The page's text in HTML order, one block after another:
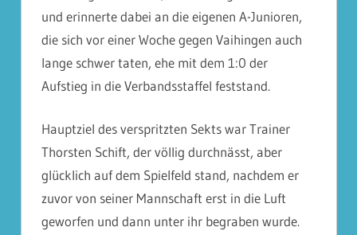
und erinnerte dabei an die eigenen A-Junioren,
die sich vor einer Woche gegen Vaihingen auch
lange schwer taten, ehe mit dem 1:0 der
Aufstieg in die Verbandsstaffel feststand.
Hauptziel des verspritzten Sekts war Trainer
Thorsten Schift, der völlig durchnässt, aber
glücklich auf dem Spielfeld stand, nachdem er
zuvor von seiner Mannschaft erst in die Luft
geworfen und dann unter ihr begraben wurde.